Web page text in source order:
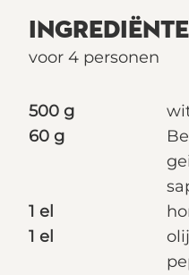
voor 4 personen
500 g
60 g
1 el
1 el